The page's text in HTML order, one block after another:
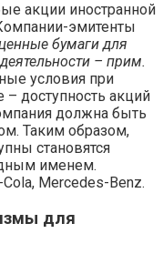
акции иностранной
эмитенты
бумаги для
– прим.
условия при
– доступность акций
должна быть
Таким образом,
становятся
именем.
Mercedes-Benz.
для